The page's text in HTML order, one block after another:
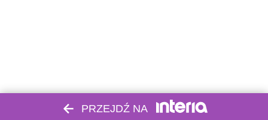
PRZEJDŹ NA